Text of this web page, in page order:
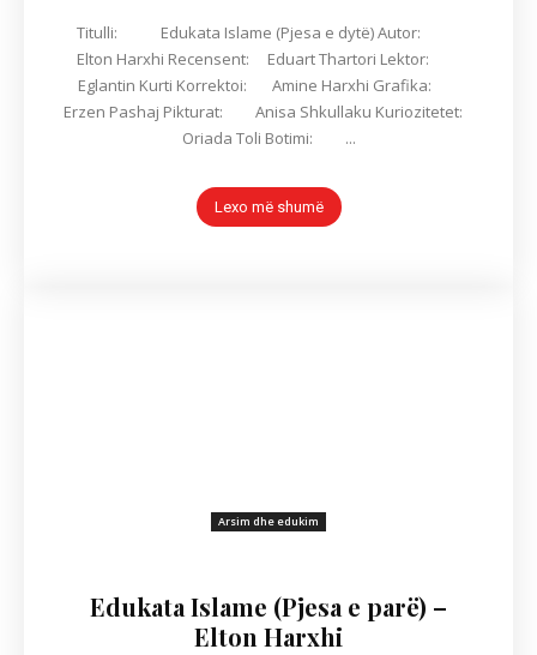
Titulli: Edukata Islame (Pjesa e dytë) Autor:
Elton Harxhi Recensent: Eduart Thartori Lektor:
Eglantin Kurti Korrektoi: Amine Harxhi Grafika:
Erzen Pashaj Pikturat: Anisa Shkullaku Kuriozitetet:
Oriada Toli Botimi: ...
Lexo më shumë
Arsim dhe edukim
Edukata Islame (Pjesa e parë) –
Elton Harxhi